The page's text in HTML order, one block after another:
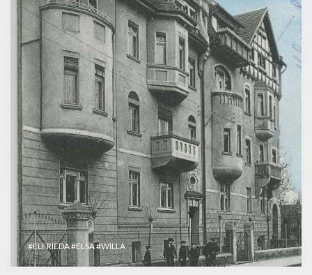
#ELFRIEDA#ELSA#WILLA